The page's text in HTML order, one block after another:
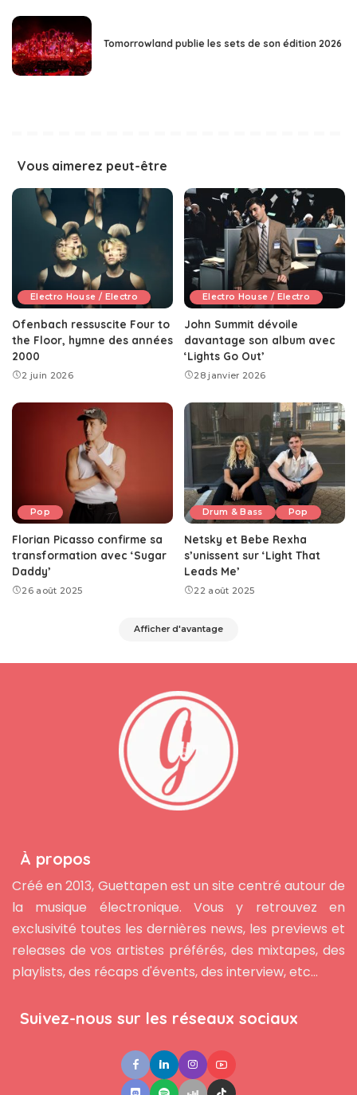
Tomorrowland publie les sets de son édition 2026
Vous aimerez peut-être
Electro House / Electro
Ofenbach ressuscite Four to
the Floor, hymne des années
2000
2 juin 2026
Electro House / Electro
John Summit dévoile
davantage son album avec
‘Lights Go Out’
28 janvier 2026
Pop
Florian Picasso confirme sa
transformation avec ‘Sugar
Daddy’
26 août 2025
Drum & Bass Pop
Netsky et Bebe Rexha
s’unissent sur ‘Light That
Leads Me’
22 août 2025
Afficher d'avantage
À propos
Créé en 2013, Guettapen est un site centré autour de
la musique électronique. Vous y retrouvez en
exclusivité toutes les dernières news, les previews et
releases de vos artistes préférés, des mixtapes, des
playlists, des récaps d'évents, des interview, etc...
Suivez-nous sur les réseaux sociaux